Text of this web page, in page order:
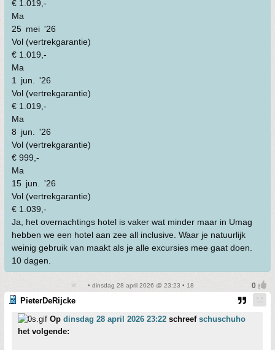
€ 1.019,-
Ma
25 mei '26
Vol (vertrekgarantie)
€ 1.019,-
Ma
1 jun. '26
Vol (vertrekgarantie)
€ 1.019,-
Ma
8 jun. '26
Vol (vertrekgarantie)
€ 999,-
Ma
15 jun. '26
Vol (vertrekgarantie)
€ 1.039,-
Ja, het overnachtings hotel is vaker wat minder maar in Umag
hebben we een hotel aan zee all inclusive. Waar je natuurlijk
weinig gebruik van maakt als je alle excursies mee gaat doen.
10 dagen.
• dinsdag 28 april 2026 @ 23:23 • 18
PieterDeRijcke
Op dinsdag 28 april 2026 23:22 schreef schuschuho
het volgende: